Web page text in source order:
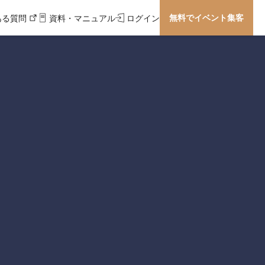
質問 資料・マニュアル ログイン 無料でイベント集客